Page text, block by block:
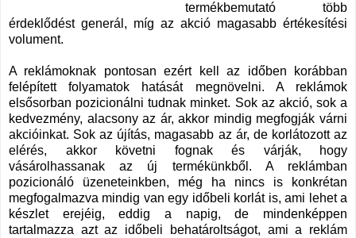
termékbemutató több
érdeklődést generál, míg az akció magasabb értékesítési
volument.
A reklámoknak pontosan ezért kell az időben korábban
felépített folyamatok hatását megnövelni. A reklámok
elsősorban pozicionálni tudnak minket. Sok az akció, sok a
kedvezmény, alacsony az ár, akkor mindig megfogják várni
akcióinkat. Sok az újítás, magasabb az ár, de korlátozott az
elérés, akkor követni fognak és várják, hogy
vásárolhassanak az új termékünkből. A reklámban
pozicionáló üzeneteinkben, még ha nincs is konkrétan
megfogalmazva mindig van egy időbeli korlát is, ami lehet a
készlet erejéig, eddig a napig, de mindenképpen
tartalmazza azt az időbeli behatároltságot, ami a reklám